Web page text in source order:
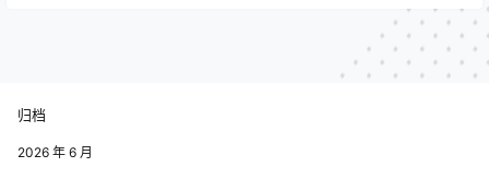
归档
2026 年 6 月